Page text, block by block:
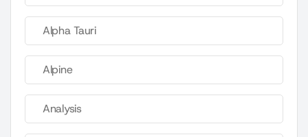
Alpha Tauri
Alpine
Analysis